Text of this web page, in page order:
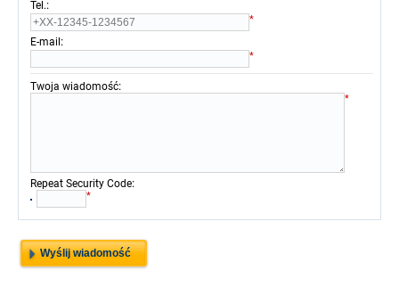
Tel.:
*
E-mail :
*
Twoja wiadomość:
*
Repeat Security Code:
*